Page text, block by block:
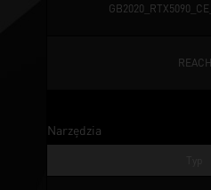
REACH
Narzędzia